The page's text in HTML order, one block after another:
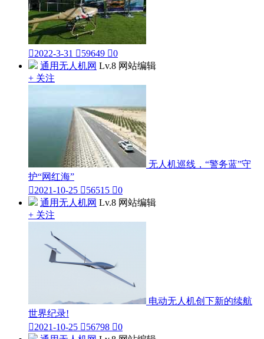
2022-3-31 59649 0
通用无人机网 Lv.8 网站编辑
+ 关注
无人机巡线，“警务蓝”守
护“网红海”
2021-10-25 56515 0
通用无人机网 Lv.8 网站编辑
+ 关注
电动无人机创下新的续航
世界纪录!
2021-10-25 56798 0